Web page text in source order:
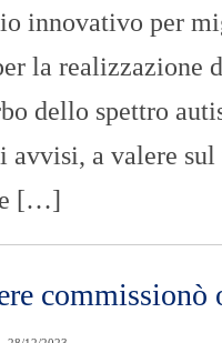
innovativo per
la realizzazione
dello spettro
avvisi, a valere
[…]